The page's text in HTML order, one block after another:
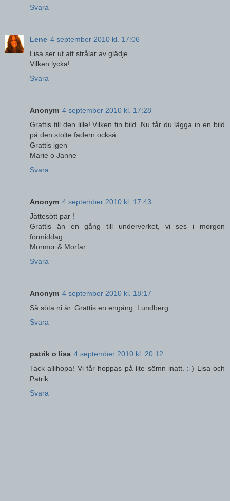
Svara
Lene 4 september 2010 kl. 17:06
Lisa ser ut att strålar av glädje.
Vilken lycka!
Svara
Anonym 4 september 2010 kl. 17:28
Grattis till den lille! Vilken fin bild. Nu får du lägga in en bild
på den stolte fadern också.
Grattis igen
Marie o Janne
Svara
Anonym 4 september 2010 kl. 17:43
Jättesött par !
Grattis än en gång till underverket, vi ses i morgon
förmiddag.
Mormor & Morfar
Svara
Anonym 4 september 2010 kl. 18:17
Så söta ni är. Grattis en engång. Lundberg
Svara
patrik o lisa 4 september 2010 kl. 20:12
Tack allihopa! Vi får hoppas på lite sömn inatt. :-) Lisa och
Patrik
Svara